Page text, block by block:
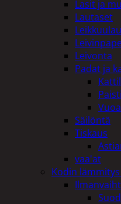
Lasit ja
Lautaset
Leivonta
Padat ja
Säilöntä
Tiskaus
vaa'at
Kodin